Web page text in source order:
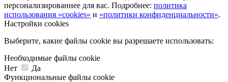
персонализированнее для вас. Подробнее: политика
использования «cookies» и «политики конфиденциальности».
Настройки cookies
Выберите, какие файлы cookie вы разрешаете использовать:
Необходимые файлы cookie
Нет
Да
Функциональные файлы cookie